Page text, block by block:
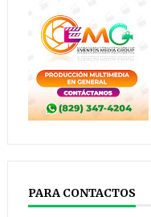
PARA CONTACTOS